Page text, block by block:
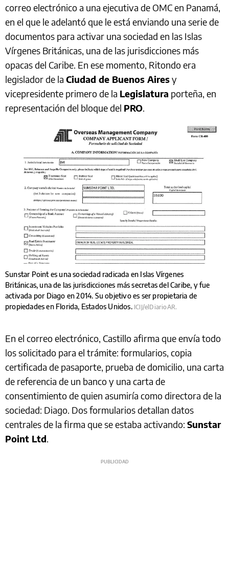
correo electrónico a una ejecutiva de OMC en Panamá,
en el que le adelantó que le está enviando una serie de
documentos para activar una sociedad en las Islas
Vírgenes Británicas, una de las jurisdicciones más
opacas del Caribe. En ese momento, Ritondo era
legislador de la Ciudad de Buenos Airesy
vicepresidente primero de la Legislatura porteña, en
representación del bloque del PRO.
Sunstar Point es una sociedad radicada en Islas Vírgenes
Británicas, una de las jurisdicciones más secretas del Caribe, y fue
activada por Diago en 2014. Su objetivo es ser propietaria de
propiedades en Florida, Estados Unidos. ICIJ/elDiarioAR.
En el correo electrónico, Castillo afirma que envía todo
los solicitado para el trámite: formularios, copia
certificada de pasaporte, prueba de domicilio, una carta
de referencia de un banco y una carta de
consentimiento de quien asumiría como directora de la
sociedad: Diago. Dos formularios detallan datos
centrales de la firma que se estaba activando: Sunstar
Point Ltd.